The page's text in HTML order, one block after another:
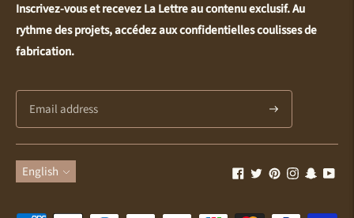
Inscrivez-vous et recevez La Lettre au contenu exclusif. Au
rythme des projets, accédez aux confidentielles coulisses de
fabrication.
Subscribe
Language
English